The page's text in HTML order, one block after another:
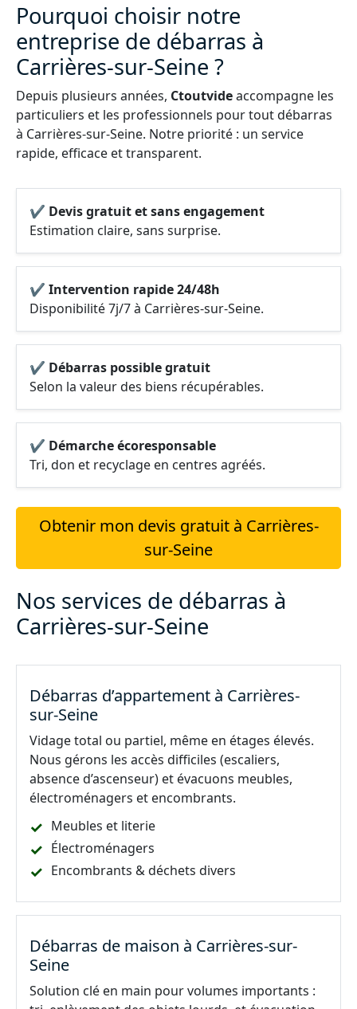
Pourquoi choisir notre
entreprise de débarras à
Carrières-sur-Seine ?
Depuis plusieurs années, Ctoutvideaccompagne les
particuliers et les professionnels pour tout débarras
à Carrières-sur-Seine. Notre priorité : un service
rapide, efficace et transparent.
✔ Devis gratuit et sans engagement
Estimation claire, sans surprise.
✔ Intervention rapide 24/48h
Disponibilité 7j/7 à Carrières-sur-Seine.
✔ Débarras possible gratuit
Selon la valeur des biens récupérables.
✔ Démarche écoresponsable
Tri, don et recyclage en centres agréés.
Obtenir mon devis gratuit à Carrières-
sur-Seine
Nos services de débarras à
Carrières-sur-Seine
Débarras d’appartement à Carrières-
sur-Seine
Vidage total ou partiel, même en étages élevés.
Nous gérons les accès difficiles (escaliers,
absence d’ascenseur) et évacuons meubles,
électroménagers et encombrants.
Meubles et literie
Électroménagers
Encombrants & déchets divers
Débarras de maison à Carrières-sur-
Seine
Solution clé en main pour volumes importants :